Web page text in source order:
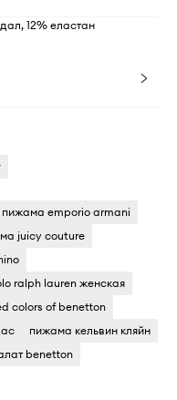
12% еластан
пижама emporio armani
juicy couture
ralph lauren женская
colors of benetton
пижама кельвин кляйн
benetton